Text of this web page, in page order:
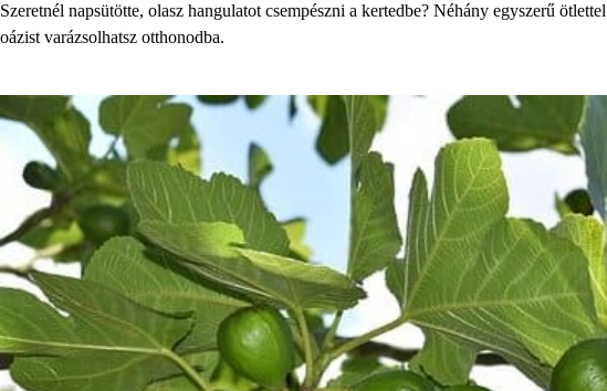
Szeretnél napsütötte, olasz hangulatot csempészni a kertedbe? Néhány egyszerű
oázist varázsolhatsz otthonodba.